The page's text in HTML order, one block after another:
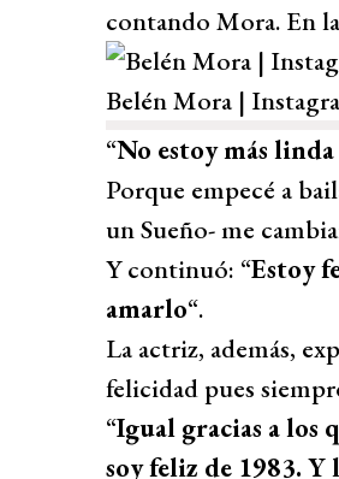
contando Mora. En
Belén Mora |
“No estoy más
Porque empecé a
un Sueño- me
Y continuó: “Estoy
amarlo“.
La actriz, además,
felicidad pues
“Igual gracias a los
soy feliz de 1983. Y